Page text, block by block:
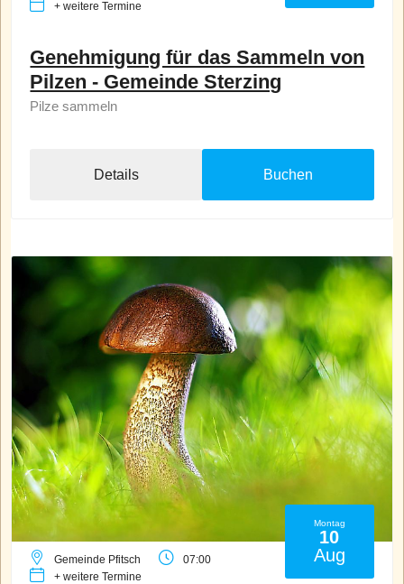
+ weitere Termine
Genehmigung für das Sammeln von
Pilzen - Gemeinde Sterzing
Pilze sammeln
Details Buchen
Montag
10
Aug
Gemeinde Pfitsch
07:00
+ weitere Termine